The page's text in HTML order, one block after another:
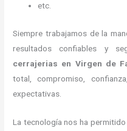
etc.
Siempre trabajamos de la
resultados confiables y
cerrajerias en Virgen de
total, compromiso,
expectativas.
La tecnología nos ha